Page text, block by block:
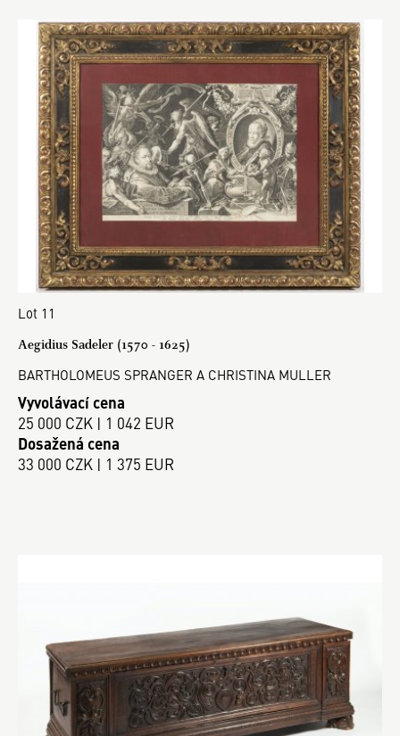
Lot 11
Aegidius Sadeler (1570 - 1625)
BARTHOLOMEUS SPRANGER A CHRISTINA MULLER
Vyvolávací cena
25 000 CZK | 1 042 EUR
Dosažená cena
33 000 CZK | 1 375 EUR